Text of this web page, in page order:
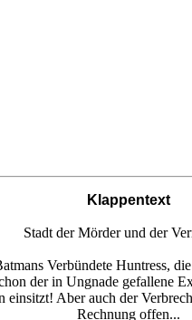
Klappentext
Stadt der Mörder und der
Verbündete Huntress,
der in Ungnade
Aber auch der
Rechnung offen...